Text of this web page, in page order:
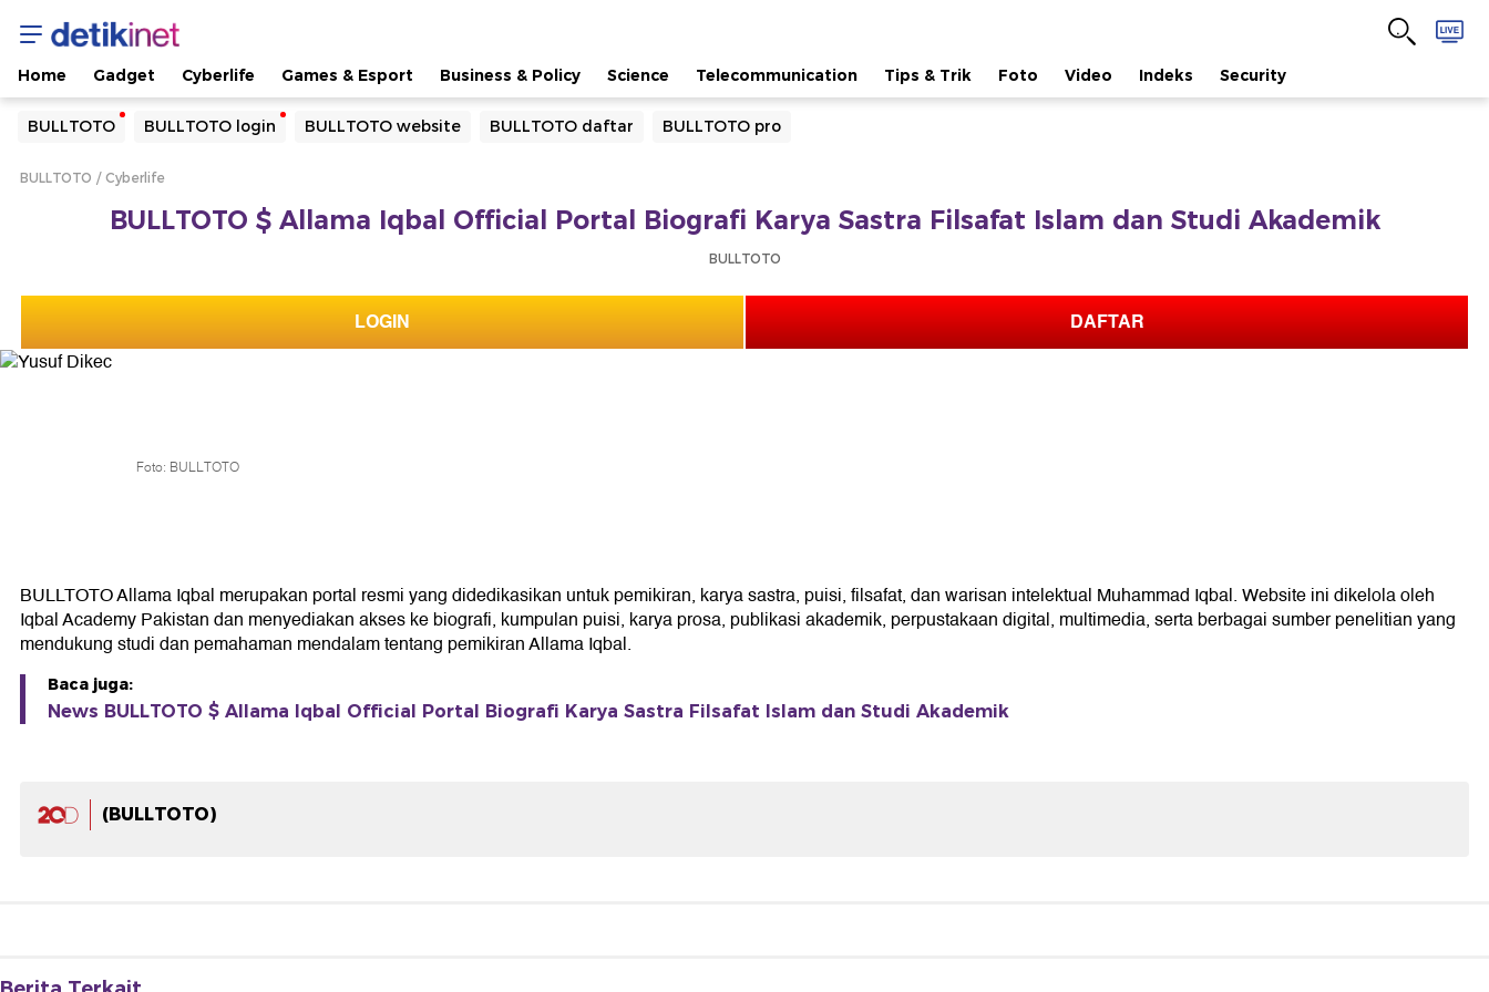
Home Gadget Cyberlife Games & Esport Business & Policy Science Telecommunication Tips & Trik Foto Video Indeks Security
BULLTOTO BULLTOTO login BULLTOTO website BULLTOTO daftar BULLTOTO pro
Yang sedang ramai dicari
Loading...
BULLTOTO Cyberlife
BULLTOTO $ Allama Iqbal Official Portal Biografi Karya Sastra Filsafat Islam dan Studi Akademik
BULLTOTO
LOGIN DAFTAR
Foto: BULLTOTO
BULLTOTO Allama Iqbal merupakan portal resmi yang didedikasikan untuk pemikiran, karya sastra, puisi, filsafat, dan warisan intelektual Muhammad Iqbal. Website ini dikelola oleh
Iqbal Academy Pakistan dan menyediakan akses ke biografi, kumpulan puisi, karya prosa, publikasi akademik, perpustakaan digital, multimedia, serta berbagai sumber penelitian yang
mendukung studi dan pemahaman mendalam tentang pemikiran Allama Iqbal.
Baca juga:
News BULLTOTO $ Allama Iqbal Official Portal Biografi Karya Sastra Filsafat Islam dan Studi Akademik
(BULLTOTO)